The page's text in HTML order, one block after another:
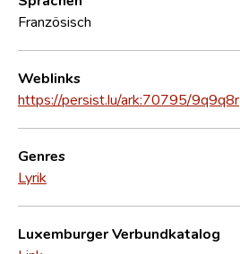
Französisch
Weblinks
https://persist.lu/ark:70795/9q9q8r
Genres
Lyrik
Luxemburger Verbundkatalog